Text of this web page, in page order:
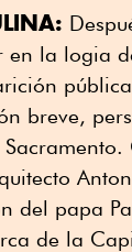
en la logia
breve,
del papa
de la